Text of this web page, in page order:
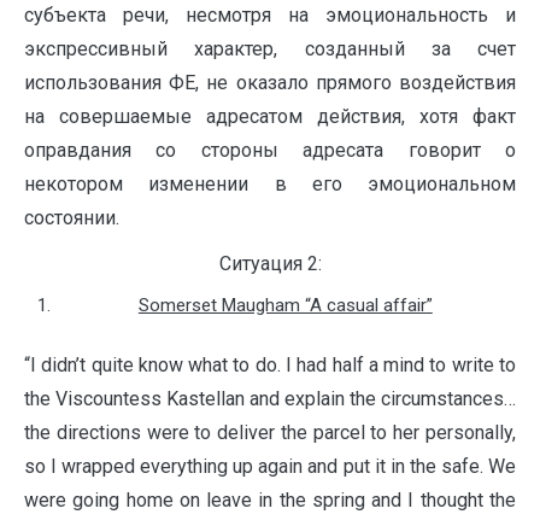
субъекта речи, несмотря на эмоциональность и
экспрессивный характер, созданный за счет
использования ФЕ, не оказало прямого воздействия
на совершаемые адресатом действия, хотя факт
оправдания со стороны адресата говорит о
некотором изменении в его эмоциональном
состоянии.
Ситуация 2:
Somerset Maugham “A casual affair”
“I didn’t quite know what to do. I had half a mind to write to
the Viscountess Kastellan and explain the circumstances…
the directions were to deliver the parcel to her personally,
so I wrapped everything up again and put it in the safe. We
were going home on leave in the spring and I thought the